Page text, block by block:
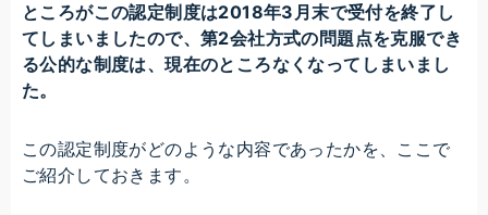
ところがこの認定制度は2018年3月末で受付を終了し
てしまいましたので、第2会社方式の問題点を克服でき
る公的な制度は、現在のところなくなってしまいまし
た。
この認定制度がどのような内容であったかを、ここで
ご紹介しておきます。